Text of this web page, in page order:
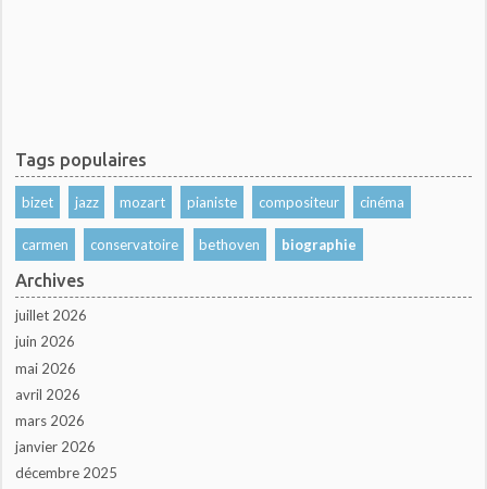
Tags populaires
bizet jazz mozart pianiste compositeur cinéma
carmen conservatoire bethoven biographie
Archives
juillet 2026
juin 2026
mai 2026
avril 2026
mars 2026
janvier 2026
décembre 2025